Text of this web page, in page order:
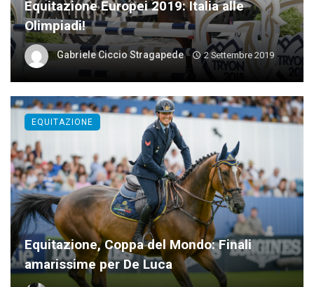
Equitazione Europei 2019: Italia alle
Olimpiadi!
Gabriele Ciccio Stragapede 2 Settembre 2019
Equitazione, Coppa del Mondo: Finali
amarissime per De Luca
EQUITAZIONE